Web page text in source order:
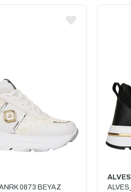
0873 BEYAZ
ALVES